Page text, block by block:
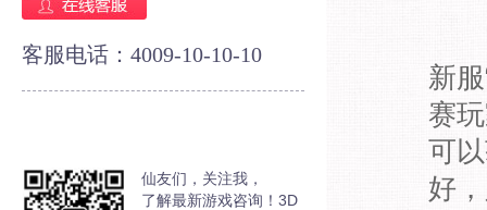
客服电话：4009-10-10-10
仙友们，关注我，
了解最新游戏咨询！3D
新
赛
可
好